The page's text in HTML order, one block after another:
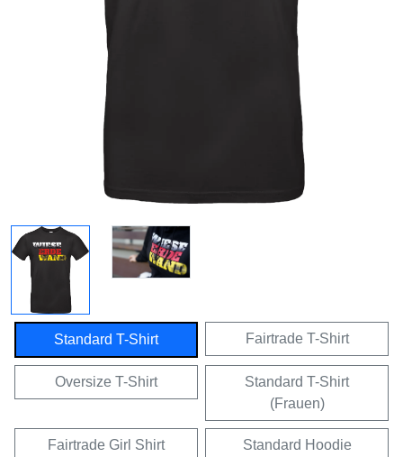
Standard T-Shirt Fairtrade T-Shirt
Oversize T-Shirt
Standard T-Shirt
(Frauen)
Fairtrade Girl Shirt Standard Hoodie